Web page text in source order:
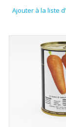
Ajouter à la liste